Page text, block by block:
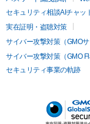
セキュリティ相談AIチャッ
実在証明・盗聴対策
サイバー攻撃対策（GMO
サイバー攻撃対策（GMO
セキュリティ事業の軌跡